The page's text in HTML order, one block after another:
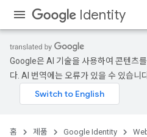
Identity
Google은 AI 기술을 사용하여 콘텐츠
다. AI 번역에는 오류가 있을 수 있습니
홈 제품 Google Identity